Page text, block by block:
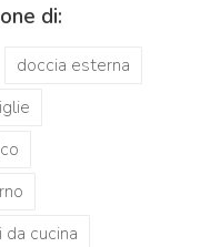
di:
doccia esterna
da cucina